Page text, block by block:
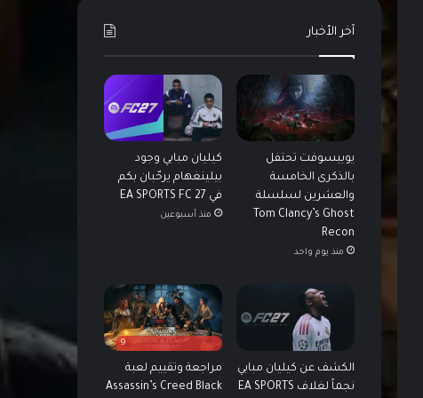
آخر الأخبار
يوبيسوفت تحتفل
بالذكرى الخامسة
والعشرين لسلسلة
Tom Clancy’s Ghost
Recon
منذ يوم واحد
كيليان مبابي وجود
بيلينغهام يرحّبان بكم
في EA SPORTS FC 27
منذ أسبوعين
الكشف عن كيليان مبابي
نجماً لغلاف EA SPORTS
9
مراجعة وتقييم لعبة
Assassin’s Creed Black